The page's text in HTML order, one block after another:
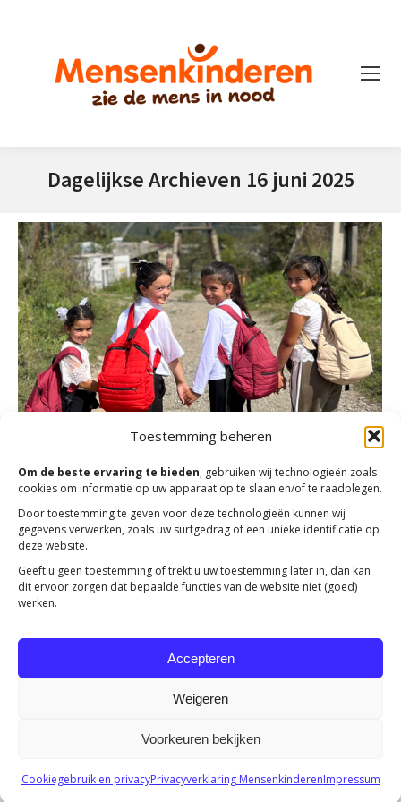
Toestemming beheren
Om de beste ervaring te bieden, gebruiken wij technologieën zoals
cookies om informatie op uw apparaat op te slaan en/of te raadplegen.
Door toestemming te geven voor deze technologieën kunnen wij
gegevens verwerken, zoals uw surfgedrag of een unieke identificatie op
deze website.
Geeft u geen toestemming of trekt u uw toestemming later in, dan kan
dit ervoor zorgen dat bepaalde functies van de website niet (goed)
werken.
Accepteren
Weigeren
Voorkeuren bekijken
Cookiegebruik en privacyPrivacyverklaring MensenkinderenImpressum
Dagelijkse Archieven 16 juni 2025
Nieuwbrief juni 2025
Actueel DoorJolanda Heldoorn 16 juni 2025
revalidatiecentrum Next to You, voedselbank Albanië.